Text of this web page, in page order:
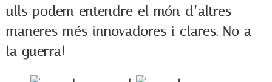
ulls podem entendre el món d’altres
maneres més innovadores i clares. No a
la guerra!